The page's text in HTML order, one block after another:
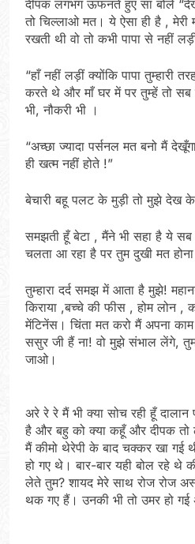
दीपक लगभग ऊफनते हुए सा बोले
तो चिल्लाओ मत। ये ऐसा ही है , मेरी
रखती थी वो तो कभी पापा से नहीं
“हाँ नहीं लड़ीं क्योंकि पापा तुम्हारी
करते थे और माँ घर में पर तुम्हें तो सब
भी, नौकरी भी ।
“अच्छा ज्यादा पर्सनल मत बनो मैं
ही खत्म नहीं होते !”
बेचारी बहू पलट के मुड़ी तो मुझे देख के
समझती हूँ बेटा , मैंने भी सहा है ये
चलता आ रहा है पर तुम दुखी मत होना
तुम्हारा दर्द समझ में आता है मुझे!
किराया ,बच्चे की फीस , होम लोन
मेंटिनेंस। चिंता मत करो मैं अपना
ससुर जी हैं ना! वो मुझे संभाल लेंगे,
जाओ।
अरे रे रे मैं भी क्या सोच रही हूँ
है और बहु को क्या कहूँ और दीपक तो
मैं कीमो थेरेपी के बाद चक्कर खा गई
हो गए थे। बार-बार यही बोल रहे थे
लेते तुम? शायद मेरे साथ रोज रोज
थक गए हैं। उनकी भी तो उमर हो गई